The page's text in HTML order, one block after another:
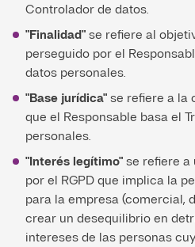
Controlador de datos.
"Finalidad"se refiere al
perseguido por el
datos personales.
"Base jurídica"se refiere a la
que el Responsable basa el
personales.
"Interés legítimo"se refiere a
por el RGPD que implica la
para la empresa (comercial,
crear un desequilibrio en
intereses de las personas